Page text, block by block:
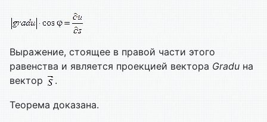
Выражение, стоящее в правой части этого
равенства и является проекцией вектора Gradu на
вектор
.
Теорема доказана.